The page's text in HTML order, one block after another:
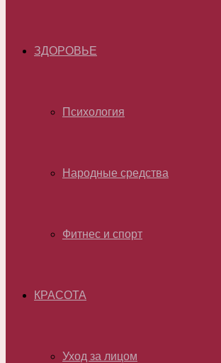
ЗДОРОВЬЕ
Психология
Народные средства
Фитнес и спорт
КРАСОТА
Уход за лицом